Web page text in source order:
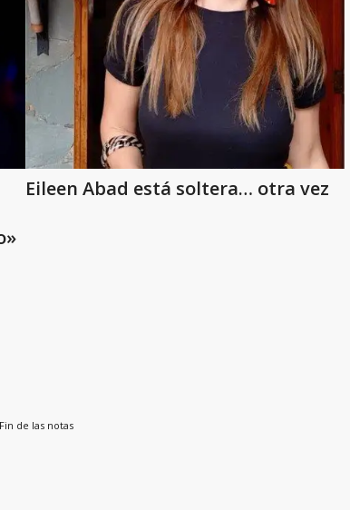
Eileen Abad está soltera… otra vez
Fin de las notas